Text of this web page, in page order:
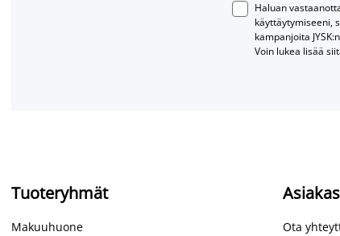
Haluan
käyttäytymiseeni,
kampanjoita
Voin lukea lisää
Tuoteryhmät
Makuuhuone Ota